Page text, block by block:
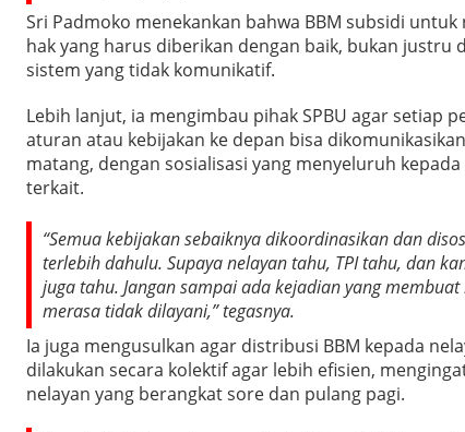
Sri Padmoko menekankan bahwa BBM subsidi untuk
hak yang harus diberikan dengan baik, bukan justru
sistem yang tidak komunikatif.
Lebih lanjut, ia mengimbau pihak SPBU agar setiap
aturan atau kebijakan ke depan bisa
matang, dengan sosialisasi yang menyeluruh
terkait.
“Semua kebijakan sebaiknya dikoordinasikan dan
terlebih dahulu. Supaya nelayan tahu, TPI tahu, dan
juga tahu. Jangan sampai ada kejadian yang membuat
merasa tidak dilayani,” tegasnya.
Ia juga mengusulkan agar distribusi BBM kepada
dilakukan secara kolektif agar lebih efisien,
nelayan yang berangkat sore dan pulang pagi.